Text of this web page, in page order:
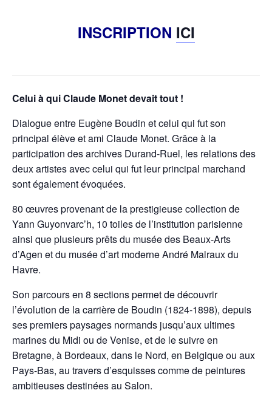
INSCRIPTION ICI
Celui à qui Claude Monet devait tout !
Dialogue entre Eugène Boudin et celui qui fut son
principal élève et ami Claude Monet. Grâce à la
participation des archives Durand-Ruel, les relations des
deux artistes avec celui qui fut leur principal marchand
sont également évoquées.
80 œuvres provenant de la prestigieuse collection de
Yann Guyonvarc’h, 10 toiles de l’institution parisienne
ainsi que plusieurs prêts du musée des Beaux-Arts
d’Agen et du musée d’art moderne André Malraux du
Havre.
Son parcours en 8 sections permet de découvrir
l’évolution de la carrière de Boudin (1824-1898), depuis
ses premiers paysages normands jusqu’aux ultimes
marines du Midi ou de Venise, et de le suivre en
Bretagne, à Bordeaux, dans le Nord, en Belgique ou aux
Pays-Bas, au travers d’esquisses comme de peintures
ambitieuses destinées au Salon.